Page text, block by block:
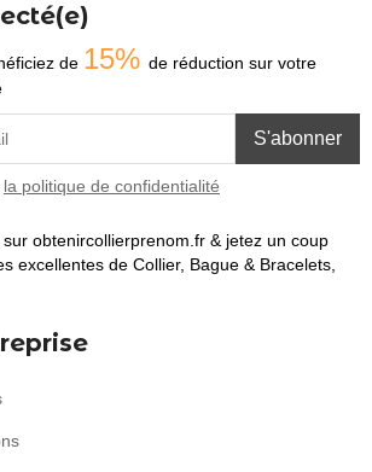
de 15% de réduction sur votre
S'abonner
la politique de confidentialité
obtenircollierprenom.fr & jetez un coup
excellentes de Collier, Bague & Bracelets,